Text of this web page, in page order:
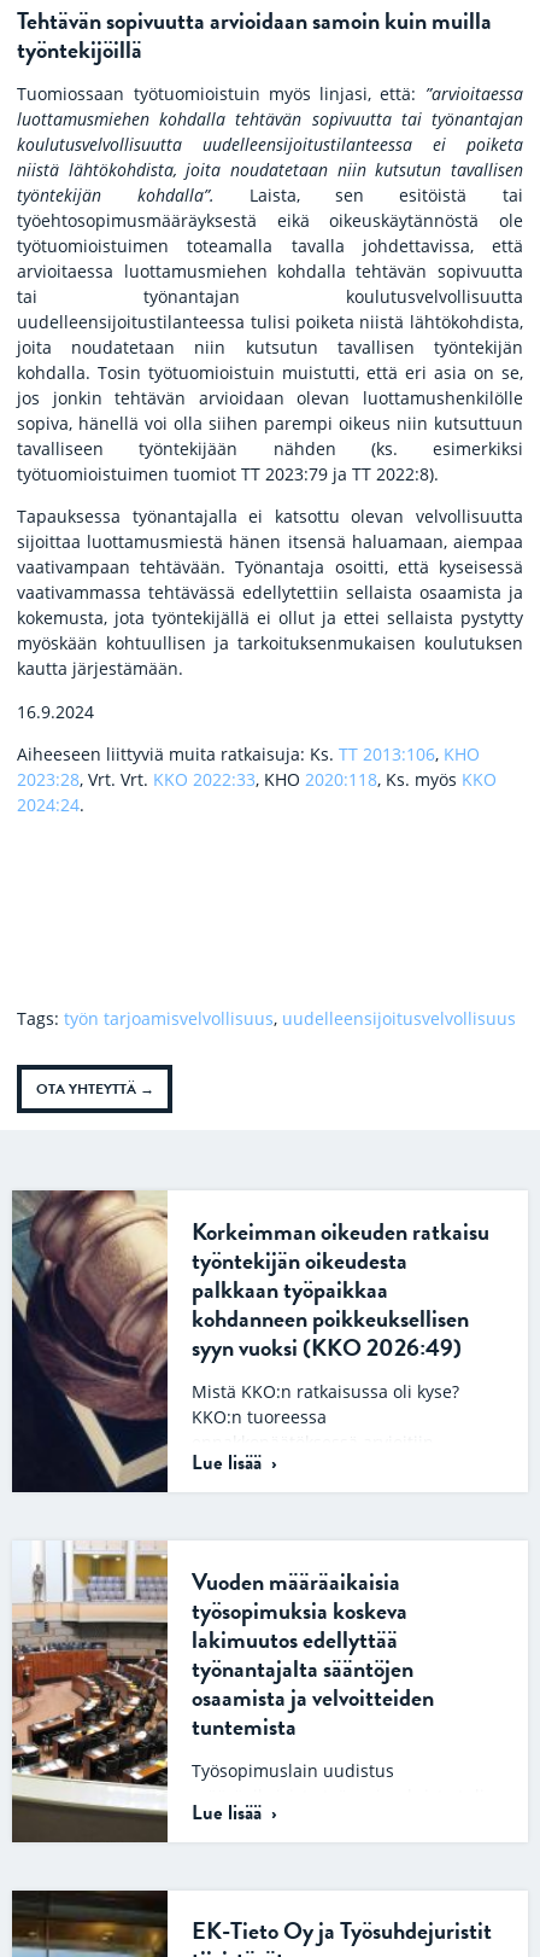
Tehtävän sopivuutta arvioidaan samoin kuin muilla
työntekijöillä
Tuomiossaan työtuomioistuin myös linjasi, että: ”arvioitaessa
luottamusmiehen kohdalla tehtävän sopivuutta tai työnantajan
koulutusvelvollisuutta uudelleensijoitustilanteessa ei poiketa
niistä lähtökohdista, joita noudatetaan niin kutsutun tavallisen
työntekijän kohdalla”. Laista, sen esitöistä tai
työehtosopimusmääräyksestä eikä oikeuskäytännöstä ole
työtuomioistuimen toteamalla tavalla johdettavissa, että
arvioitaessa luottamusmiehen kohdalla tehtävän sopivuutta
tai työnantajan koulutusvelvollisuutta
uudelleensijoitustilanteessa tulisi poiketa niistä lähtökohdista,
joita noudatetaan niin kutsutun tavallisen työntekijän
kohdalla. Tosin työtuomioistuin muistutti, että eri asia on se,
jos jonkin tehtävän arvioidaan olevan luottamushenkilölle
sopiva, hänellä voi olla siihen parempi oikeus niin kutsuttuun
tavalliseen työntekijään nähden (ks. esimerkiksi
työtuomioistuimen tuomiot TT 2023:79 ja TT 2022:8).
Tapauksessa työnantajalla ei katsottu olevan velvollisuutta
sijoittaa luottamusmiestä hänen itsensä haluamaan, aiempaa
vaativampaan tehtävään. Työnantaja osoitti, että kyseisessä
vaativammassa tehtävässä edellytettiin sellaista osaamista ja
kokemusta, jota työntekijällä ei ollut ja ettei sellaista pystytty
myöskään kohtuullisen ja tarkoituksenmukaisen koulutuksen
kautta järjestämään.
16.9.2024
Aiheeseen liittyviä muita ratkaisuja: Ks.TT 2013:106, KHO
2023:28, Vrt. Vrt. KKO 2022:33, KHO2020:118, Ks. myös KKO
2024:24.
Tags: työn tarjoamisvelvollisuus, uudelleensijoitusvelvollisuus
OTA YHTEYTTÄ
Korkeimman oikeuden ratkaisu
työntekijän oikeudesta
palkkaan työpaikkaa
kohdanneen poikkeuksellisen
syyn vuoksi (KKO 2026:49)
Mistä KKO:n ratkaisussa oli kyse?
KKO:n tuoreessa
tapausta, jossa työnantaja oli
katsonut koulunkäynninohjaaja A:n
koronaviruspandemiasta
johtuneiden…
Lue lisää
Vuoden määräaikaisia
työsopimuksia koskeva
lakimuutos edellyttää
työnantajalta sääntöjen
osaamista ja velvoitteiden
tuntemista
Työsopimuslain uudistus
voimaan 1.6.2026. Lakimuutoksen
myötä enintään vuoden kestävän
solmia ilman perusteltua syytä.
Laissa…
Lue lisää
EK-Tieto Oy ja Työsuhdejuristit